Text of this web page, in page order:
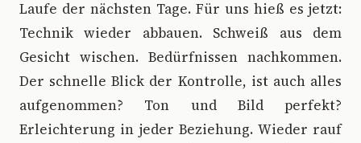
Laufe der nächsten Tage. Für uns hieß es jetzt:
Technik wieder abbauen. Schweiß aus dem
Gesicht wischen. Bedürfnissen nachkommen.
Der schnelle Blick der Kontrolle, ist auch alles
aufgenommen? Ton und Bild perfekt?
Erleichterung in jeder Beziehung. Wieder rauf